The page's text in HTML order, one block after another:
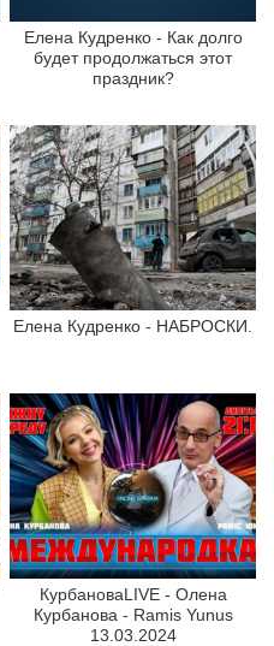
Елена Кудренко - Как долго
будет продолжаться этот
праздник?
Елена Кудренко - НАБРОСКИ.
КурбановаLIVE - Олена
Курбанова - Ramis Yunus
13.03.2024